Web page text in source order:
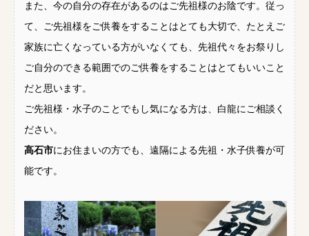
また、今の自分の存在があるのはご先祖様のお陰です。従っ
て、ご先祖様をご供養をすることはとても大切で、たとえご
家族に亡くなっている方がいなくても、先祖代々をお祭りし
ご自分のできる範囲でのご供養をすることはとてもいいこと
だと思います。
ご先祖様・水子のことでもし気になる方は、白龍にご相談く
ださい。
高石市にお住まいの方でも、遠隔による先祖・水子供養が可
能です。